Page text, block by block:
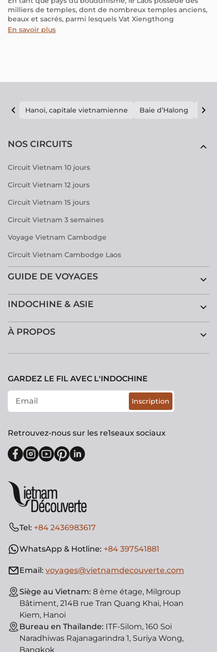
milliers de temples, dont de nombreux temples anciens,
beaux et sacrés, parmi lesquels Vat Xiengthong
En savoir plus
Hanoï, capitale vietnamienne Baie d’Halong E
NOS CIRCUITS
Circuit Vietnam 10 jours
Circuit Vietnam 12 jours
Circuit Vietnam 15 jours
Circuit Vietnam 3 semaines
Voyage Vietnam Cambodge
Circuit Vietnam Cambodge Laos
GUIDE DE VOYAGES
INDOCHINE & ASIE
À PROPOS
Tel: +84 2436983617
WhatsApp & Hotline: +84 397541881
Email: voyages@vietnamdecouverte.com
Siège au Vietnam: 8 ème étage, Milgroup
Bâtiment, 214B rue Tran Quang Khai, Hoan
Kiem, Hanoi
Bureau en Thaïlande: ITF-Silom, 160 Soi
Naradhiwas Rajanagarindra 1, Suriya Wong,
Bangkok
GARDEZ LE FIL AVEC L'INDOCHINE
Inscription
Retrouvez-nous sur les re1seaux sociaux